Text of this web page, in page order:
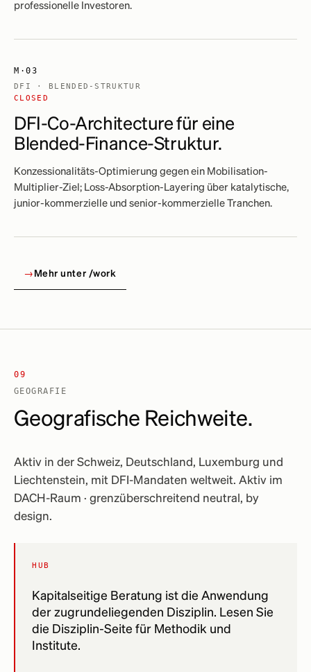
professionelle Investoren.
M·03
DFI · BLENDED-STRUKTUR
CLOSED
DFI-Co-Architecture für eine
Blended-Finance-Struktur.
Konzessionalitäts-Optimierung gegen ein Mobilisation-
Multiplier-Ziel; Loss-Absorption-Layering über katalytische,
junior-kommerzielle und senior-kommerzielle Tranchen.
→ Mehr unter /work
09
GEOGRAFIE
Geografische Reichweite.
Aktiv in der Schweiz, Deutschland, Luxemburg und
Liechtenstein, mit DFI-Mandaten weltweit. Aktiv im
DACH-Raum · grenzüberschreitend neutral, by
design.
HUB
Kapitalseitige Beratung ist die Anwendung
der zugrundeliegenden Disziplin. Lesen Sie
die Disziplin-Seite für Methodik und
Institute.